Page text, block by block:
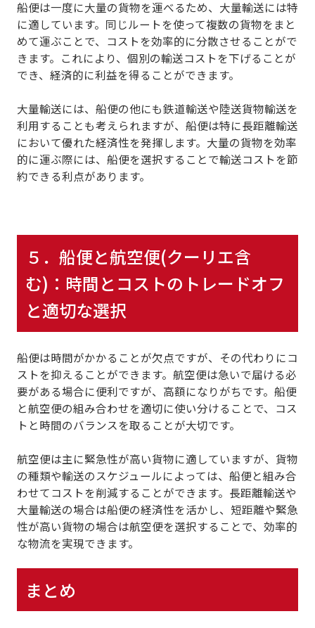
船便は一度に大量の貨物を運べるため、大量輸送には特
に適しています。同じルートを使って複数の貨物をまと
めて運ぶことで、コストを効率的に分散させることがで
きます。これにより、個別の輸送コストを下げることが
でき、経済的に利益を得ることができます。
大量輸送には、船便の他にも鉄道輸送や陸送貨物輸送を
利用することも考えられますが、船便は特に長距離輸送
において優れた経済性を発揮します。 大量の貨物を効率
的に運ぶ際には、船便を選択することで輸送コストを節
約できる利点があります。
５． 船便と航空便(クーリエ含
む)：時間とコストのトレードオフ
と適切な選択
船便は時間がかかることが欠点ですが、その代わりにコ
ストを抑えることができます。 航空便は急いで届ける必
要がある場合に便利ですが、高額になりがちです。船便
と航空便の組み合わせを適切に使い分けることで、コス
トと時間のバランスを取ることが大切です。
航空便は主に緊急性が高い貨物に適していますが、貨物
の種類や輸送のスケジュールによっては、船便と組み合
わせてコストを削減することができます。 長距離輸送や
大量輸送の場合は船便の経済性を活かし、短距離や緊急
性が高い貨物の場合は航空便を選択することで、効率的
な物流を実現できます。
まとめ